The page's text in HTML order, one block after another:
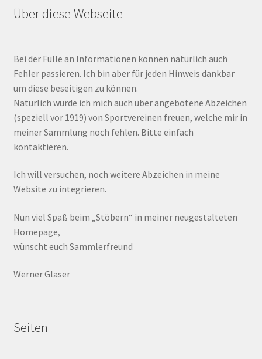
Über diese Webseite
Bei der Fülle an Informationen können natürlich auch
Fehler passieren. Ich bin aber für jeden Hinweis dankbar
um diese beseitigen zu können.
Natürlich würde ich mich auch über angebotene Abzeichen
(speziell vor 1919) von Sportvereinen freuen, welche mir in
meiner Sammlung noch fehlen. Bitte einfach
kontaktieren.
Ich will versuchen, noch weitere Abzeichen in meine
Website zu integrieren.
Nun viel Spaß beim „Stöbern“ in meiner neugestalteten
Homepage,
wünscht euch Sammlerfreund
Werner Glaser
Seiten